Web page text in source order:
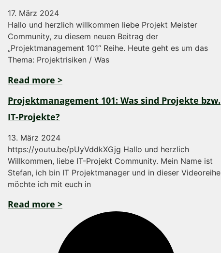
17. März 2024
Hallo und herzlich willkommen liebe Projekt Meister
Community, zu diesem neuen Beitrag der
„Projektmanagement 101“ Reihe. Heute geht es um das
Thema: Projektrisiken / Was
Read more >
Projektmanagement 101: Was sind Projekte bzw.
IT-Projekte?
13. März 2024
https://youtu.be/pUyVddkXGjg Hallo und herzlich
Willkommen, liebe IT-Projekt Community. Mein Name ist
Stefan, ich bin IT Projektmanager und in dieser Videoreihe
möchte ich mit euch in
Read more >